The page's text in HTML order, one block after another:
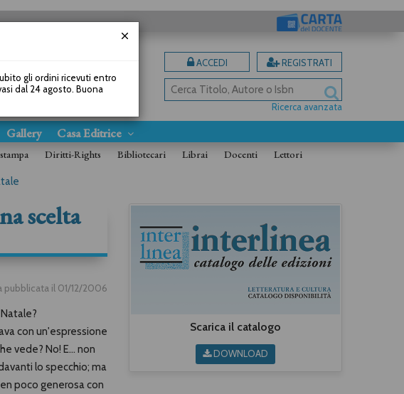
ACCEDI REGISTRATI
Ricerca avanzata
Gallery Casa Editrice
Diritti-Rights Bibliotecari Librai Docenti Lettori
scelta
pubblicata il 01/12/2006
con un'espressione
vede? No! E... non
lo specchio; ma
poco generosa con
Scarica il catalogo
DOWNLOAD
gli ordini ricevuti entro
dal 24 agosto. Buona